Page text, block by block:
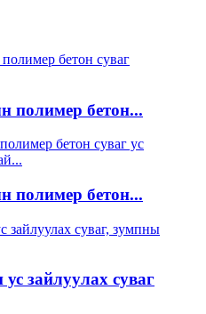
полимер бетон...
полимер бетон...
зайлуулах суваг